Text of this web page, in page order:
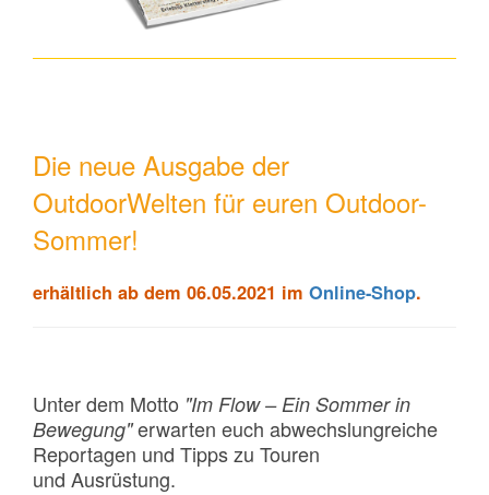
Die neue Ausgabe der
OutdoorWelten für euren Outdoor-
Sommer!
erhältlich ab dem 06.05.2021 im Online-Shop.
Unter dem Motto "Im Flow – Ein Sommer in
Bewegung"erwarten euch abwechslungreiche
Reportagen und Tipps zu Touren
und Ausrüstung.